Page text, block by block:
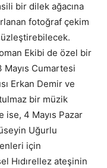
bir dilek ağacına
fotoğraf çekim
Ekibi de özel bir
Cumartesi
Erkan Demir ve
bir müzik
ise, 4 Mayıs Pazar
Uğurlu
için
Hıdırellez ateşinin